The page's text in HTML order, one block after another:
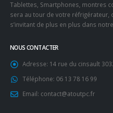
Tablettes, Smartphones, montres
sera au tour de votre réfrigérateur,
s’invitant de plus en plus dans
NOUS CONTACTER
Adresse: 14 rue du cinsault
Téléphone: 06 13 78 16 99
Email: contact@atoutpc.fr